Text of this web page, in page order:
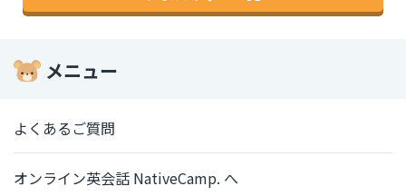
メニュー
よくあるご質問
オンライン英会話 NativeCamp. へ